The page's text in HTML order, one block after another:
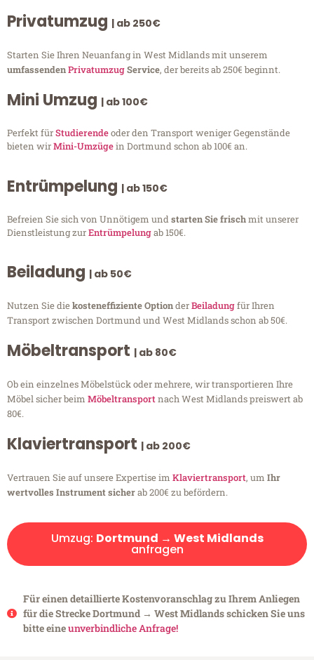
Privatumzug | ab 250€
Starten Sie Ihren Neuanfang in West Midlands mit unserem
umfassendenPrivatumzugService, der bereits ab 250€ beginnt.
Mini Umzug | ab 100€
Perfekt fürStudierendeoder den Transport weniger Gegenstände
bieten wirMini-Umzügein Dortmund schon ab 100€ an.
Entrümpelung | ab 150€
Befreien Sie sich von Unnötigem undstarten Sie frischmit unserer
Dienstleistung zurEntrümpelungab 150€.
Beiladung | ab 50€
Nutzen Sie diekosteneffiziente OptionderBeiladungfür Ihren
Transport zwischen Dortmund und West Midlands schon ab 50€.
Möbeltransport | ab 80€
Ob ein einzelnes Möbelstück oder mehrere, wir transportieren Ihre
Möbel sicher beim Möbeltransportnach West Midlands preiswert ab
80€.
Klaviertransport | ab 200€
Vertrauen Sie auf unsere Expertise im Klaviertransport, um Ihr
wertvolles Instrument sicherab 200€ zu befördern.
Umzug: Dortmund → West Midlands
anfragen
Für einen detaillierte Kostenvoranschlag zu Ihrem Anliegen
für die Strecke Dortmund → West Midlands schicken Sie uns
bitte eineunverbindliche Anfrage!